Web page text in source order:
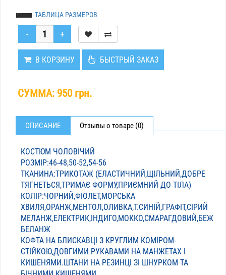
ТАБЛИЦА РАЗМЕРОВ
В КОРЗИНУ БЫСТРЫЙ ЗАКАЗ
СУММА: 950 грн.
ОПИСАНИЕ Отзывы о товаре (0)
КОСТЮМ ЧОЛОВІЧИЙ
РОЗМІР:46-48,50-52,54-56
ТКАНИНА:ТРИКОТАЖ (ЕЛАСТИЧНИЙ,ЩІЛЬНИЙ,ДОБРЕ
ТЯГНЕТЬСЯ,ТРИМАЄ ФОРМУ,ПРИЄМНИЙ ДО ТІЛА)
КОЛІР:ЧОРНИЙ,ФІОЛЕТ,МОРСЬКА
ХВИЛЯ,ОРАНЖ,МЕНТОЛ,ОЛИВКА,Т.СИНІЙ,ГРАФІТ,СІРИЙ
МЕЛАНЖ,ЕЛЕКТРИК,ІНДИГО,МОККО,СМАРАГДОВИЙ,БЕЖ
БЕЛАНЖ
КОФТА НА БЛИСКАВЦІ З КРУГЛИМ КОМІРОМ-
СТІЙКОЮ,ДОВГИМИ РУКАВАМИ НА МАНЖЕТАХ І
КИШЕНЯМИ.ШТАНИ НА РЕЗИНЦІ ЗІ ШНУРКОМ ТА